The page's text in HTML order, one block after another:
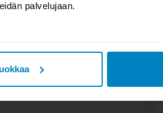
palvelujaan.
osio: